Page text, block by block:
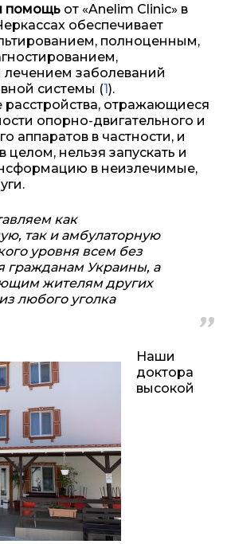
помощь от «Anelim Clinic» в
обеспечивает
полноценным,
заболеваний
системы (1).
расстройства, отражающиеся
опорно-двигательного и
аппаратов в частности, и
целом, нельзя запускать и
в неизлечимые,
как
так и амбулаторную
уровня всем без
гражданам Украины, а
жителям других
любого уголка
Наши
доктора
высокой